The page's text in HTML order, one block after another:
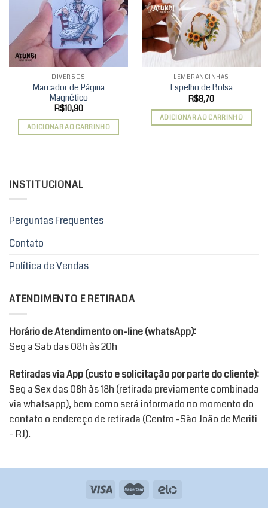
wishlist
DIVERSOS
Marcador de Página
Magnético
R$10,90
ADICIONAR AO CARRINHO
wishlist
LEMBRANCINHAS
Espelho de Bolsa
R$8,70
ADICIONAR AO CARRINHO
INSTITUCIONAL
Perguntas Frequentes
Contato
Política de Vendas
ATENDIMENTO E RETIRADA
Horário de Atendimento on-line (whatsApp):
Seg a Sab das 08h às 20h
Retiradas via App (custo e solicitação por parte do cliente):
Seg a Sex das 08h às 18h (retirada previamente combinada
via whatsapp), bem como será informado no momento do
contato o endereço de retirada (Centro -São João de Meriti
– RJ).